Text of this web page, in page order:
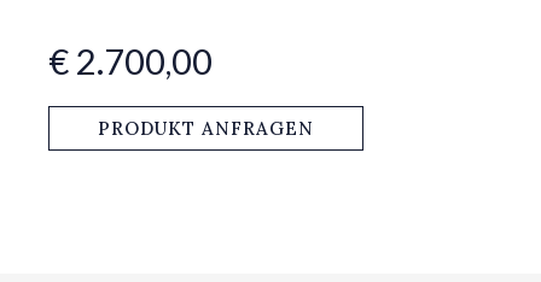
€ 2.700,00
PRODUKT ANFRAGEN